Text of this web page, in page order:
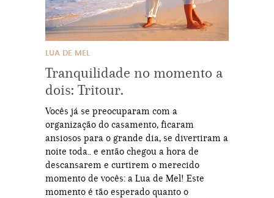
LUA DE MEL
Tranquilidade no momento a
dois: Tritour.
Vocês já se preocuparam com a
organização do casamento, ficaram
ansiosos para o grande dia, se divertiram a
noite toda.. e então chegou a hora de
descansarem e curtirem o merecido
momento de vocês: a Lua de Mel! Este
momento é tão esperado quanto o